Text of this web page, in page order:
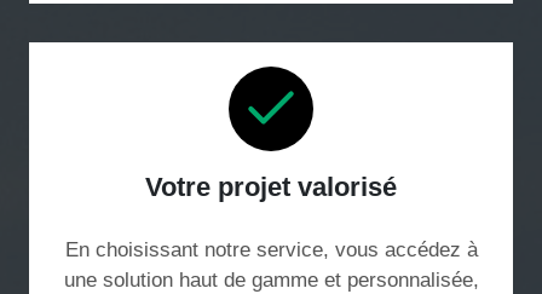
Votre projet valorisé
En choisissant notre service, vous accédez à
une solution haut de gamme et personnalisée,